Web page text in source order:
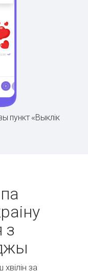
пункт «Выклік
з
за